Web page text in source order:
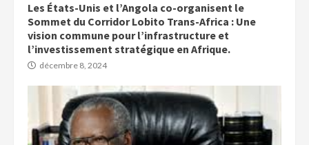
Les États-Unis et l’Angola co-organisent le
Sommet du Corridor Lobito Trans-Africa : Une
vision commune pour l’infrastructure et
l’investissement stratégique en Afrique.
décembre 8, 2024